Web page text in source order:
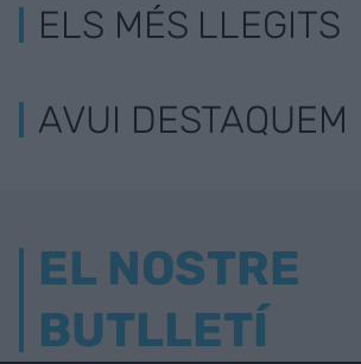
ELS MÉS LLEGITS
AVUI DESTAQUEM
EL NOSTRE
BUTLLETÍ